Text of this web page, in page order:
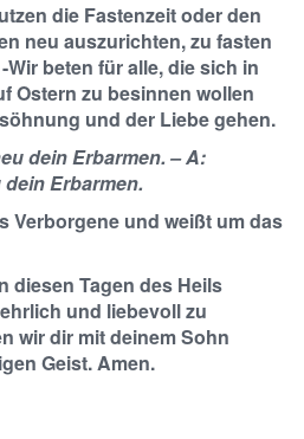
die Fastenzeit oder den
neu auszurichten, zu fasten
Wir beten für alle, die sich in
Ostern zu besinnen wollen
und der Liebe gehen.
dein Erbarmen. – A:
Erbarmen.
Verborgene und weißt um das
diesen Tagen des Heils
und liebevoll zu
wir dir mit deinem Sohn
Geist. Amen.